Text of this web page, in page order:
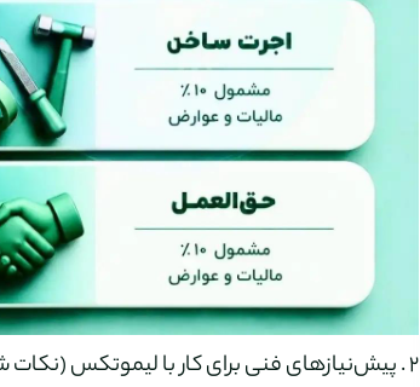
۲ . پیش‌نیازهای فنی برای کار با لیموتکس (نکات شروع کار)